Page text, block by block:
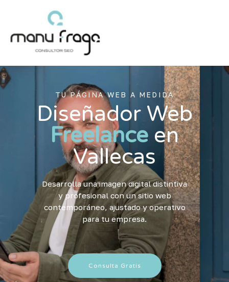
TU PÁGINA WEB A MEDIDA
Diseñador Web
Freelance en
Vallecas
Desarrolla una imagen digital distintiva
y profesional con un sitio web
contemporáneo, ajustado y operativo
para tu empresa.
Consulta Gratis